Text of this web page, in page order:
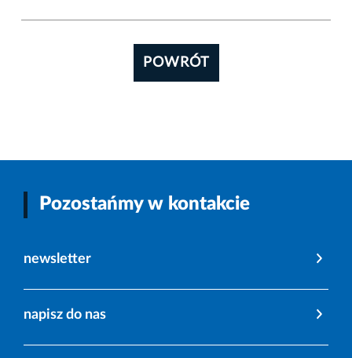
POWRÓT
Pozostańmy w kontakcie
newsletter
napisz do nas